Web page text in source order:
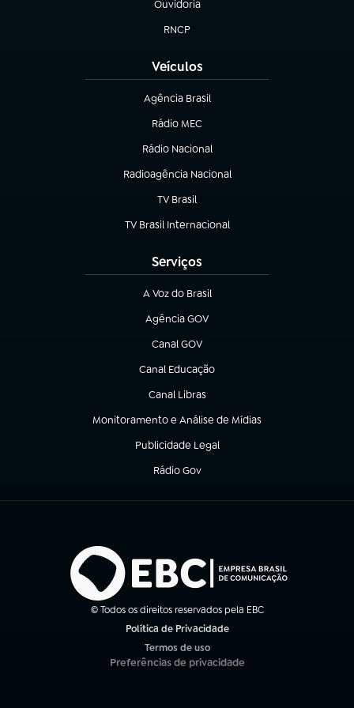
Ouvidoria
(abre em nova aba)
RNCP
(abre em nova aba)
Veículos
Agência Brasil
(abre em nova aba)
Rádio MEC
(abre em nova aba)
Rádio Nacional
Radioagência Nacional
(abre em nova aba)
TV Brasil
(abre em nova aba)
TV Brasil Internacional
(abre em nova aba)
Serviços
A Voz do Brasil
(abre em nova aba)
Agência GOV
(abre em nova aba)
Canal GOV
(abre em nova aba)
Canal Educação
(abre em nova aba)
Canal Libras
(abre em nova aba)
Monitoramento e Análise de Mídias
(abre em nova aba)
Publicidade Legal
(abre em nova aba)
Rádio Gov
(abre em nova aba)
© Todos os direitos reservados pela EBC
Política de Privacidade
Termos de uso
(abre em nova aba)
Preferências de privacidade